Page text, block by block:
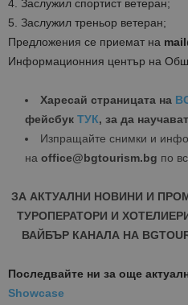
4. Заслужил спортист ветеран;
5. Заслужил треньор ветеран;
Предложения се приемат на
Информационния център на
Харесай страницата на
фейсбук ТУК, за да
Изпращайте снимки и
на office@bgtourism.bg по
ЗА АКТУАЛНИ НОВИНИ И
ТУРОПЕРАТОРИ И
ВАЙБЪР КАНАЛА НА
Последвайте ни за още
Showcase